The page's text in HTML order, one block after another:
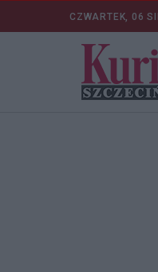
CZWARTEK, 06